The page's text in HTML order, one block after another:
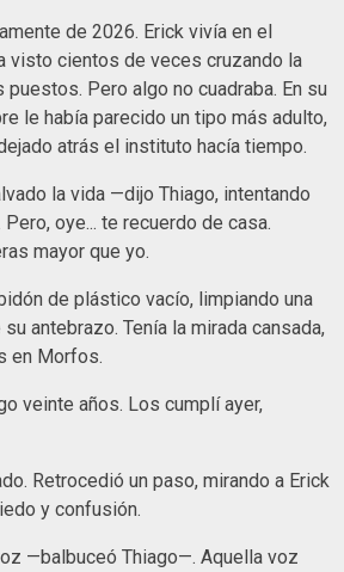
de 2026. Erick vivía en el
visto cientos de veces cruzando la
Pero algo no cuadraba. En su
le había parecido un tipo más adulto,
atrás el instituto hacía tiempo.
la vida —dijo Thiago, intentando
oye... te recuerdo de casa.
mayor que yo.
de plástico vacío, limpiando una
antebrazo. Tenía la mirada cansada,
en Morfos.
veinte años. Los cumplí ayer,
Retrocedió un paso, mirando a Erick
y confusión.
—balbuceó Thiago—. Aquella voz